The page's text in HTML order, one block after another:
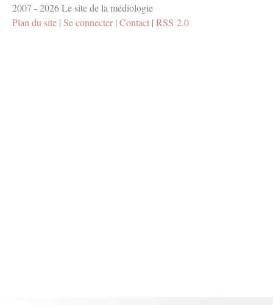
2007 - 2026 Le site de la médiologie
Plan du site | Se connecter| Contact | RSS 2.0